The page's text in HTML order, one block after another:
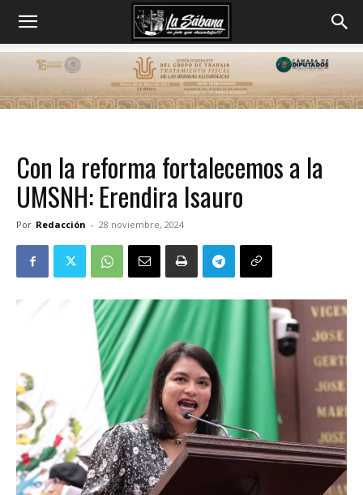
Con la reforma fortalecemos a la
UMSNH: Erendira Isauro
Por Redacción - 28 noviembre, 2024